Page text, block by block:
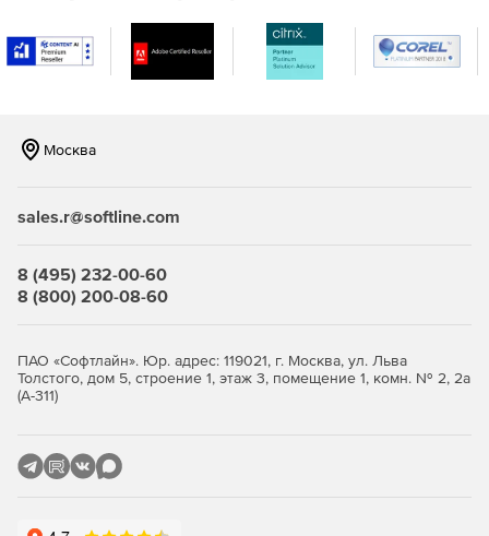
Возможность создавать оповещения в режиме
реального времени, когда в сети встречаются IP-
адреса и URL-адреса, занесенные в черный список в
глобальном масштабе и распознанные по каналам на
Повышение безопасности и обеспечение
Эффективный мониторинг, отчетность и аудит
Москва
sales.r@softline.com
8 (495) 232-00-60
8 (800) 200-08-60
ПАО «Софтлайн». Юр. адрес: 119021, г. Москва, ул. Льва
Толстого, дом 5, строение 1, этаж 3, помещение 1, комн. № 2, 2а
(А-311)